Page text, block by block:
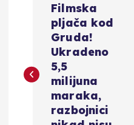
i
Filmska
pljača kod
Gruda!
Ukradeno
5,5
milijuna
maraka,
razbojnici